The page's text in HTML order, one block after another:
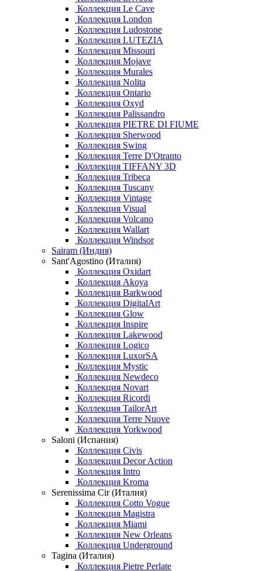
Коллекция Le Cave
Коллекция London
Коллекция Ludostone
Коллекция LUTEZIA
Коллекция Missouri
Коллекция Mojave
Коллекция Murales
Коллекция Nolita
Коллекция Ontario
Коллекция Oxyd
Коллекция Palissandro
Коллекция PIETRE DI FIUME
Коллекция Sherwood
Коллекция Swing
Коллекция Terre D'Otranto
Коллекция TIFFANY 3D
Коллекция Tribeca
Коллекция Tuscany
Коллекция Vintage
Коллекция Visual
Коллекция Volcano
Коллекция Wallart
Коллекция Windsor
Sairam (Индия)
Sant'Agostino (Италия)
Коллекция Oxidart
Коллекция Akoya
Коллекция Barkwood
Коллекция DigitalArt
Коллекция Glow
Коллекция Inspire
Коллекция Lakewood
Коллекция Logico
Коллекция LuxorSA
Коллекция Mystic
Коллекция Newdeco
Коллекция Novart
Коллекция Ricordi
Коллекция TailorArt
Коллекция Terre Nuove
Коллекция Yorkwood
Saloni (Испания)
Коллекция Civis
Коллекция Decor Action
Коллекция Intro
Коллекция Kroma
Serenissima Cir (Италия)
Коллекция Cotto Vogue
Коллекция Magistra
Коллекция Miami
Коллекция New Orleans
Коллекция Underground
Tagina (Италия)
Коллекция Pietre Perlate